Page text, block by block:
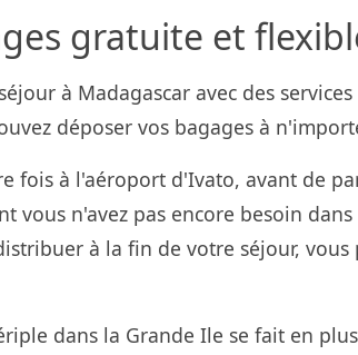
gratuite et
à Madagascar avec des
déposer vos bagages à
fois à l'aéroport d'Ivato, avant de
vous n'avez pas encore besoin
à la fin de votre séjour, vous
dans la Grande Ile se fait en